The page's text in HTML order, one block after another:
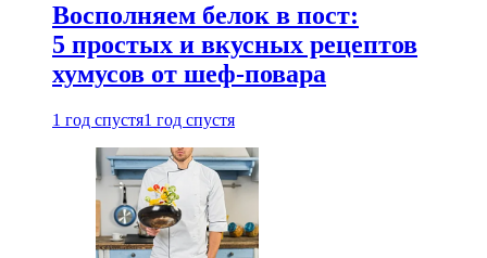
Восполняем белок в пост:
5 простых и вкусных рецептов
хумусов от шеф-повара
1 год спустя1 год спустя